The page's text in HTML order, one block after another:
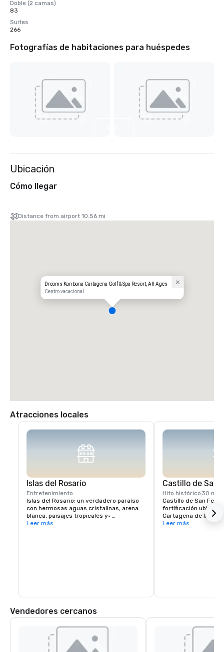
Doble (2 camas)
83
Suites
266
Fotografías de habitaciones para huéspedes
Ubicación
Cómo llegar
Distance from airport 10.56 mi
Dreams Karibana Cartagena Golf & Spa Resort, All Ages
Centro vacacional
Atracciones locales
Islas del Rosario
Entretenimiento
Islas del Rosario: un verdadero paraíso
con hermosas aguas cristalinas, arena
blanca, paisajes tropicales y•
formaciones de coral. ¡El buceo es ideal
Leer más
Castillo de San
Hito histórico 30 min
Castillo de San
fortificación ubicada
Cartagena de
fortificaciones y el
Leer más
Vendedores cercanos